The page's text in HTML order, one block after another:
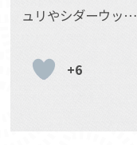
ュリやシダーウッ…
+6